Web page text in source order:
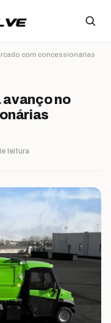
com concessionárias
avanço no
leitura